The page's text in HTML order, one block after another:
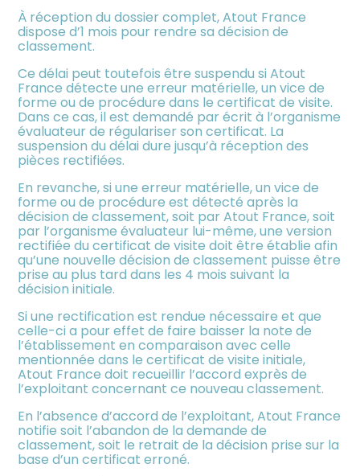
À réception du dossier complet, Atout France
dispose d’1 mois pour rendre sa décision de
classement.
Ce délai peut toutefois être suspendu si Atout
France détecte une erreur matérielle, un vice de
forme ou de procédure dans le certificat de visite.
Dans ce cas, il est demandé par écrit à l’organisme
évaluateur de régulariser son certificat. La
suspension du délai dure jusqu’à réception des
pièces rectifiées.
En revanche, si une erreur matérielle, un vice de
forme ou de procédure est détecté après la
décision de classement, soit par Atout France, soit
par l’organisme évaluateur lui-même, une version
rectifiée du certificat de visite doit être établie afin
qu’une nouvelle décision de classement puisse être
prise au plus tard dans les 4 mois suivant la
décision initiale.
Si une rectification est rendue nécessaire et que
celle-ci a pour effet de faire baisser la note de
l’établissement en comparaison avec celle
mentionnée dans le certificat de visite initiale,
Atout France doit recueillir l’accord exprès de
l’exploitant concernant ce nouveau classement.
En l’absence d’accord de l’exploitant, Atout France
notifie soit l’abandon de la demande de
classement, soit le retrait de la décision prise sur la
base d’un certificat erroné.